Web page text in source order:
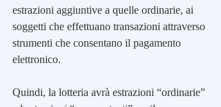
estrazioni aggiuntive a quelle ordinarie, ai
soggetti che effettuano transazioni attraverso
strumenti che consentano il pagamento
elettronico.
Quindi, la lotteria avrà estrazioni “ordinarie”